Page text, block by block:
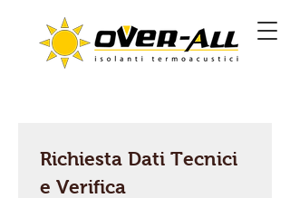
Richiesta Dati Tecnici
e Verifica